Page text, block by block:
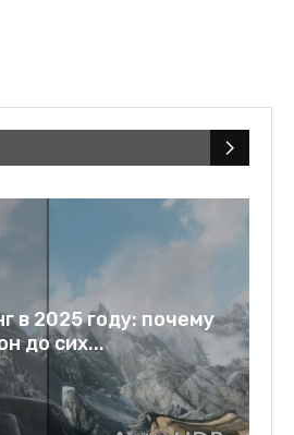
слово года 2025 и
нашей...